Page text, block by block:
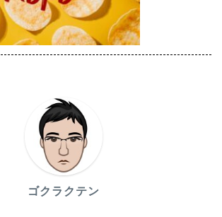
ゴクラクテン